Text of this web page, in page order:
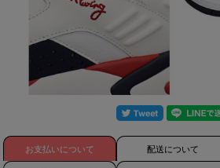
お支払いについて 配送について